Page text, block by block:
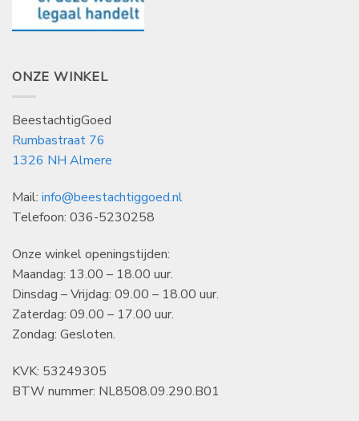
ONZE WINKEL
BeestachtigGoed
Rumbastraat 76
1326 NH Almere
Mail: info@beestachtiggoed.nl
Telefoon: 036-5230258
Onze winkel openingstijden:
Maandag: 13.00 – 18.00 uur.
Dinsdag – Vrijdag: 09.00 – 18.00 uur.
Zaterdag: 09.00 – 17.00 uur.
Zondag: Gesloten.
KVK: 53249305
BTW nummer: NL8508.09.290.B01